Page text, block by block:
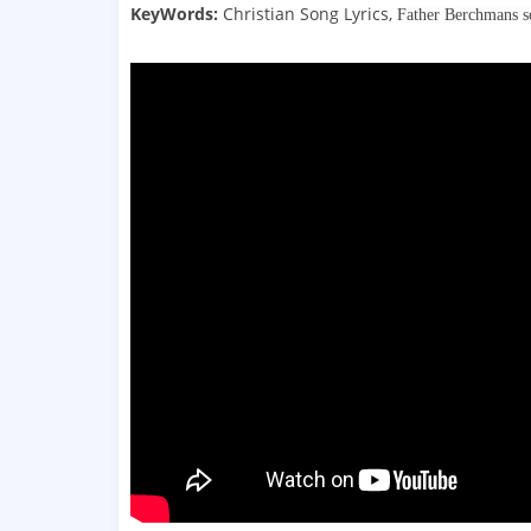
KeyWords: Christian Song Lyrics, Father Berchmans